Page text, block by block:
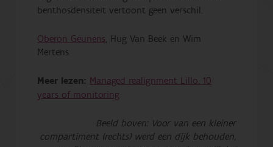
benthosdensiteit vertoont geen verschil.
Oberon Geunens, Hug Van Beek en Wim
Mertens
Meer lezen: Managed realignment Lillo. 10
years of monitoring
Beeld boven: Voor van een kleiner
compartiment (rechts) werd een dijk behouden,